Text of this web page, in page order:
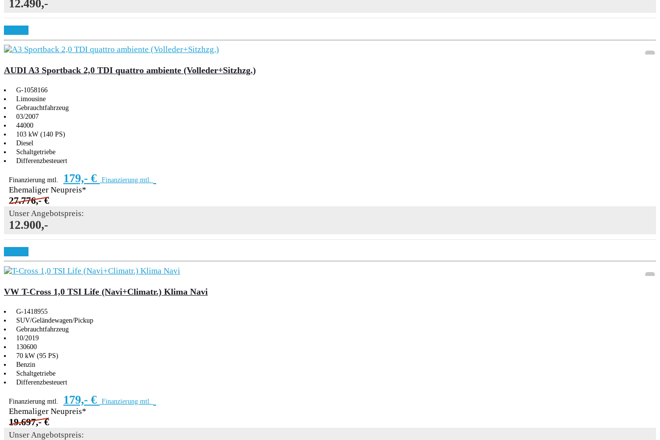
12.490,-
AUDI A3 Sportback 2,0 TDI quattro ambiente (Volleder+Sitzhzg.)
G-1058166
Limousine
Gebrauchtfahrzeug
03/2007
44000
103 kW (140 PS)
Diesel
Schaltgetriebe
Differenzbesteuert
Finanzierung mtl. 179,- € Finanzierung mtl.
Ehemaliger Neupreis*
27.776,- €
Unser Angebotspreis:
12.900,-
VW T-Cross 1,0 TSI Life (Navi+Climatr.) Klima Navi
G-1418955
SUV/Geländewagen/Pickup
Gebrauchtfahrzeug
10/2019
130600
70 kW (95 PS)
Benzin
Schaltgetriebe
Differenzbesteuert
Finanzierung mtl. 179,- € Finanzierung mtl.
Ehemaliger Neupreis*
19.697,- €
Unser Angebotspreis: